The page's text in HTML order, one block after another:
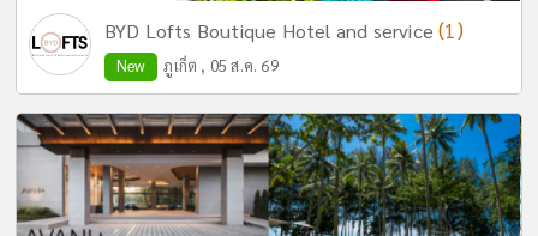
BYD Lofts Boutique Hotel and service(1)
New ภูเก็ต , 05 ส.ค. 69